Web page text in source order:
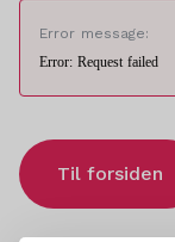
Error message:
Error: Request failed
Til forsiden